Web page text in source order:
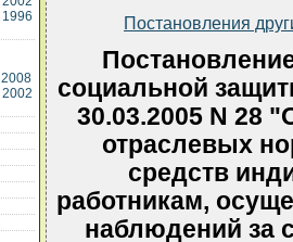
1996
2008
2002
Постановления
социальной
30.03.2005 N 28
отраслевых
средств
работникам,
наблюдений за